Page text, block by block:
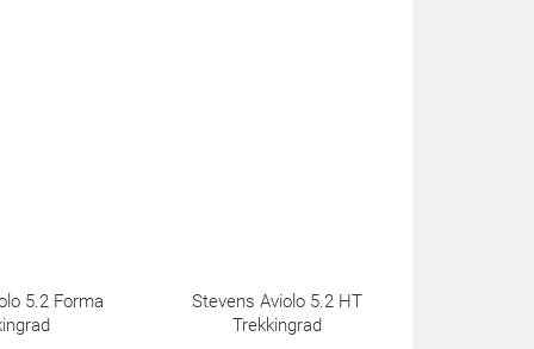
5.2 Forma
Stevens Aviolo 5.2 HT
Trekkingrad